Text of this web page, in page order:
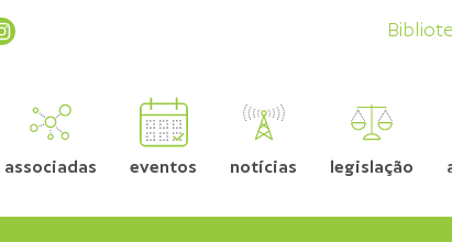
associadas eventos notícias legislação